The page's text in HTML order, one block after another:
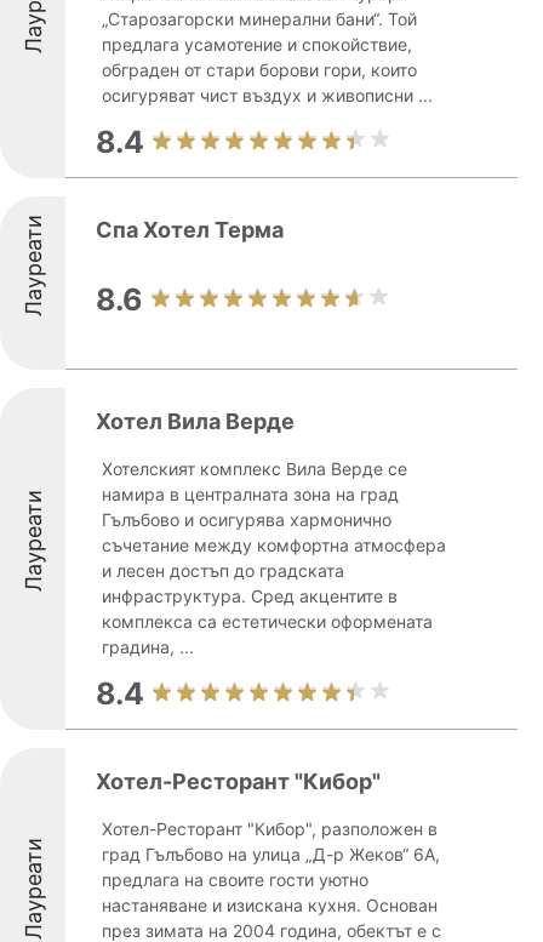
„Старозагорски минерални бани“. Той
предлага усамотение и спокойствие,
обграден от стари борови гори, които
осигуряват чист въздух и живописни ...
8.4
Лауреати Спа Хотел Терма
8.6
Лауреати
Хотел Вила Верде
Хотелският комплекс Вила Верде се
намира в централната зона на град
Гълъбово и осигурява хармонично
съчетание между комфортна атмосфера
и лесен достъп до градската
инфраструктура. Сред акцентите в
комплекса са естетически оформената
градина, ...
8.4
Лауреати
Хотел-Ресторант "Кибор"
Хотел-Ресторант "Кибор", разположен в
град Гълъбово на улица „Д-р Жеков“ 6А,
предлага на своите гости уютно
настаняване и изискана кухня. Основан
през зимата на 2004 година, обектът е с